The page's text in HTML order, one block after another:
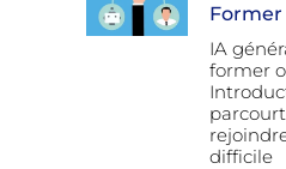
IA
former
difficile